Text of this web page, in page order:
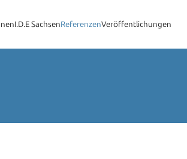
I.D.E SachsenReferenzenVeröffentlichungen